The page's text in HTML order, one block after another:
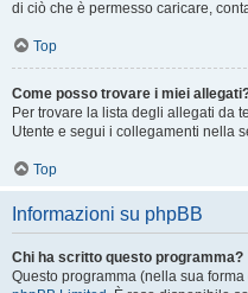
di ciò che è permesso caricare,
Top
Come posso trovare i miei
Per trovare la lista degli allegati da
Utente e segui i collegamenti nella
Top
Informazioni su phpBB
Chi ha scritto questo programma?
Questo programma (nella sua